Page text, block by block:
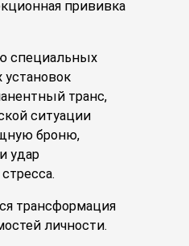
прививка
специальных
установок
транс,
ситуации
броню,
удар
трансформация
личности.